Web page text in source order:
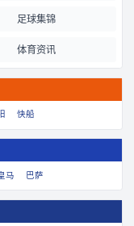
足球集锦
体育资讯
快船
马 巴萨